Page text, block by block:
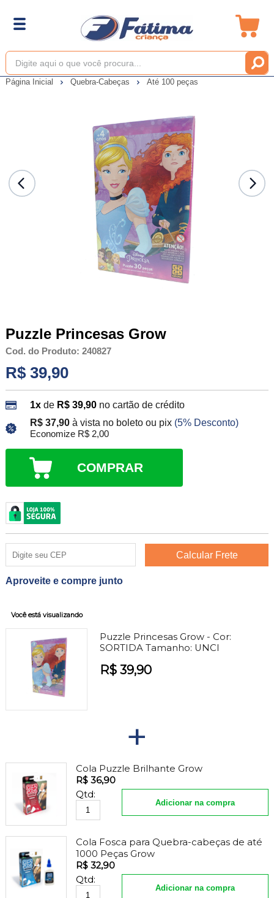
Página Inicial Quebra-Cabeças Até 100 peças
Puzzle Princesas Grow
Cod. do Produto: 240827
R$ 39,90
1xde R$ 39,90 no cartão de crédito
R$ 37,90 à vista no boleto ou pix (5% Desconto)
Economize R$ 2,00
COMPRAR
Aproveite e compre junto
Você está visualizando
Puzzle Princesas Grow - Cor:
SORTIDA Tamanho: UNCI
R$ 39,90
+
Cola Puzzle Brilhante Grow
R$ 36,90
Qtd:
Adicionar na compra
Cola Fosca para Quebra-cabeças de até
1000 Peças Grow
R$ 32,90
Qtd:
Adicionar na compra